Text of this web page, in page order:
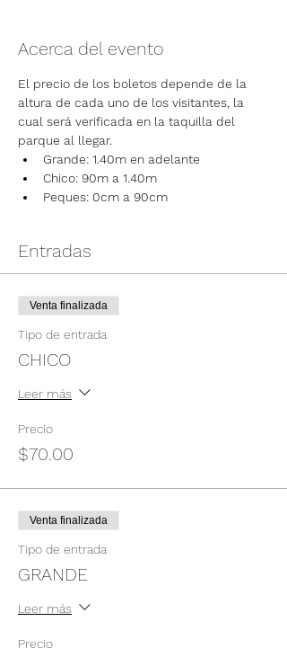
Acerca del evento
El precio de los boletos depende de la
altura de cada uno de los visitantes, la
cual será verificada en la taquilla del
parque al llegar.
Grande: 1.40m en adelante
Chico: 90m a 1.40m
Peques: 0cm a 90cm
Entradas
Venta finalizada
Tipo de entrada
CHICO
Leer más
Precio
$70.00
Venta finalizada
Tipo de entrada
GRANDE
Leer más
Precio